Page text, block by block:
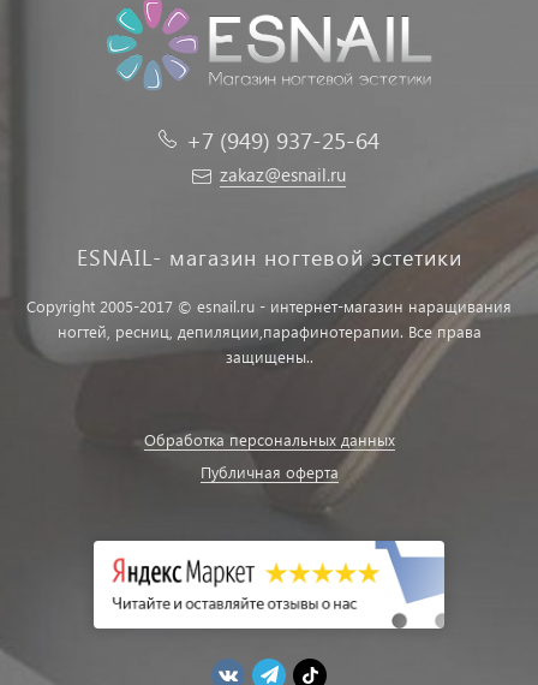
+7 (949) 937-25-64
zakaz@esnail.ru
ESNAIL- магазин ногтевой эстетики
Copyright 2005-2017 © esnail.ru - интернет-магазин наращивания
ногтей, ресниц, депиляции,парафинотерапии. Все права
защищены..
Обработка персональных данных
Публичная оферта